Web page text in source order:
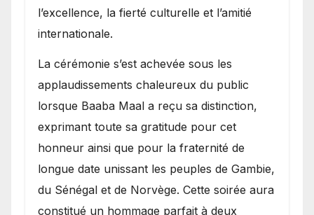
l’excellence, la fierté culturelle et l’amitié
internationale.
​La cérémonie s’est achevée sous les
applaudissements chaleureux du public
lorsque Baaba Maal a reçu sa distinction,
exprimant toute sa gratitude pour cet
honneur ainsi que pour la fraternité de
longue date unissant les peuples de Gambie,
du Sénégal et de Norvège. Cette soirée aura
constitué un hommage parfait à deux